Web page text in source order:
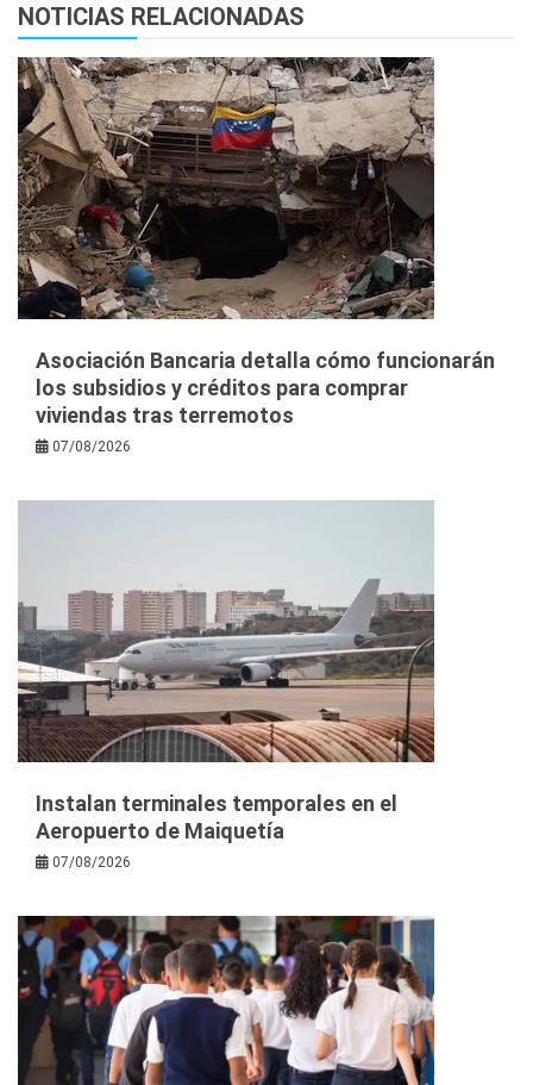
NOTICIAS RELACIONADAS
Asociación Bancaria detalla cómo funcionarán
los subsidios y créditos para comprar
viviendas tras terremotos
07/08/2026
Instalan terminales temporales en el
Aeropuerto de Maiquetía
07/08/2026